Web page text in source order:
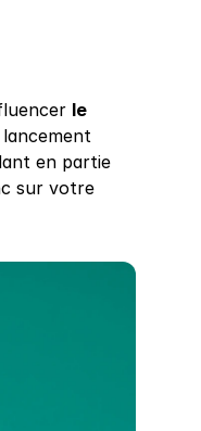
le
en partie
sur votre